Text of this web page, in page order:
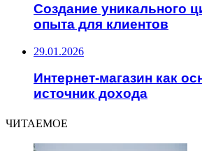
Создание уникального
опыта для клиентов
29.01.2026
Интернет-магазин как
источник дохода
ЧИТАЕМОЕ